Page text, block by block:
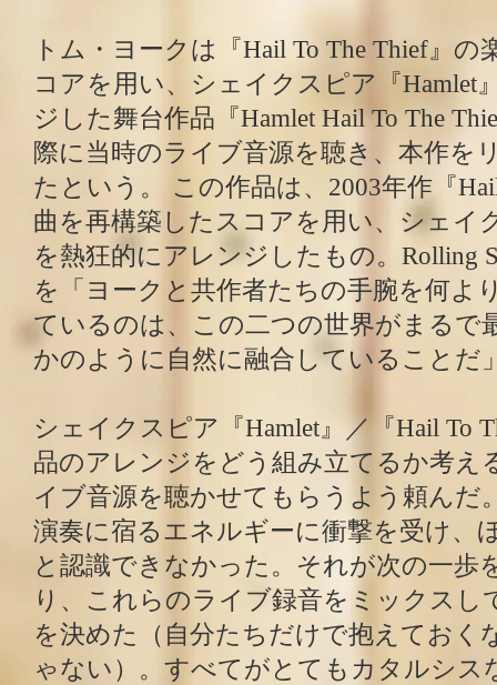
トム・ヨークは『Hail To The Thief』
コアを用い、シェイクスピア『Hamlet
ジした舞台作品『Hamlet Hail To The
際に当時のライブ音源を聴き、本作を
たという。 この作品は、2003年作『
曲を再構築したスコアを用い、シェイ
を熱狂的にアレンジしたもの。Rolling
を「ヨークと共作者たちの手腕を何よ
ているのは、この二つの世界がまるで
かのように自然に融合していることだ
シェイクスピア『Hamlet』／『Hail To
品のアレンジをどう組み立てるか考え
イブ音源を聴かせてもらうよう頼んだ
演奏に宿るエネルギーに衝撃を受け、
と認識できなかった。それが次の一歩
り、これらのライブ録音をミックスし
を決めた（自分たちだけで抱えておく
ゃない）。すべてがとてもカタルシス